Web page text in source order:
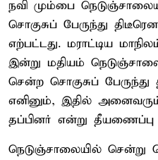
நவி மும்பை
சொகுசுப் பேருந்து
எற்பட்டது. மராட்டிய
இன்று மதியம்
சென்ற சொகுசுப் பேருந்து
எனினும், இதில்
தப்பினர் என்று தீயணைப்பு
நெடுஞ்சாலையில் சென்று